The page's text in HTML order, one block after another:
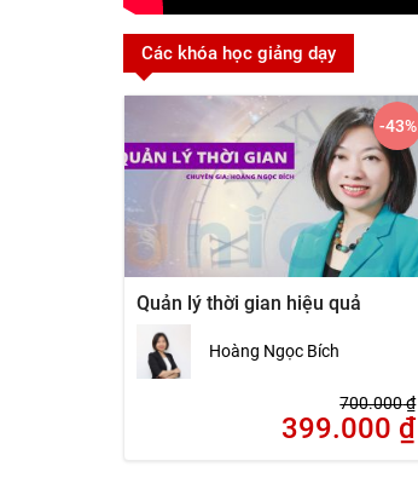
Các khóa học giảng dạy
Quản lý thời gian hiệu quả
Hoàng Ngọc Bích
700.000₫
399.000 ₫
-43%